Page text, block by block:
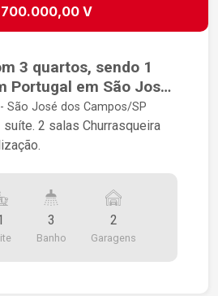
700.000,00 V
3 quartos, sendo 1
Portugal em São José
São José dos Campos/SP
2 salas Churrasqueira
3
Banho
2
Garagens